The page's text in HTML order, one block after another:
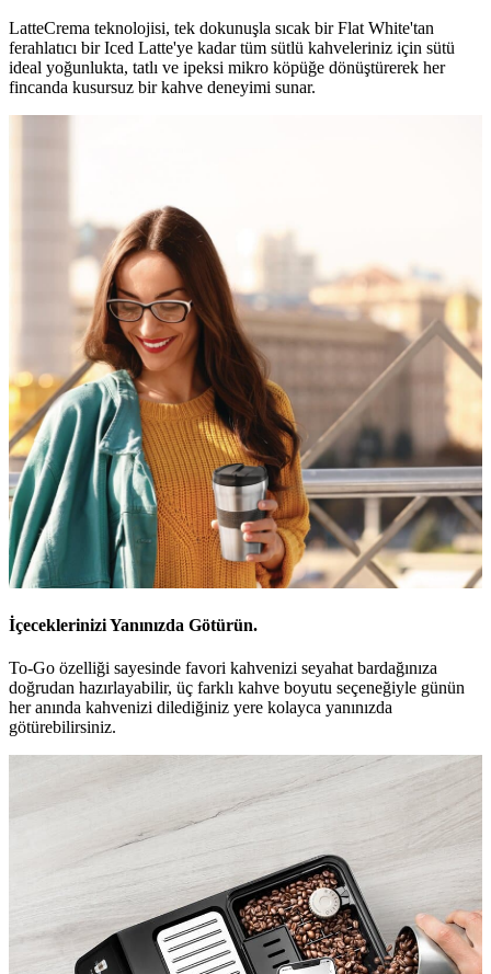
LatteCrema teknolojisi, tek dokunuşla sıcak bir Flat White'tan
ferahlatıcı bir Iced Latte'ye kadar tüm sütlü kahveleriniz için sütü
ideal yoğunlukta, tatlı ve ipeksi mikro köpüğe dönüştürerek her
fincanda kusursuz bir kahve deneyimi sunar.
İçeceklerinizi Yanınızda Götürün.
To-Go özelliği sayesinde favori kahvenizi seyahat bardağınıza
doğrudan hazırlayabilir, üç farklı kahve boyutu seçeneğiyle günün
her anında kahvenizi dilediğiniz yere kolayca yanınızda
götürebilirsiniz.